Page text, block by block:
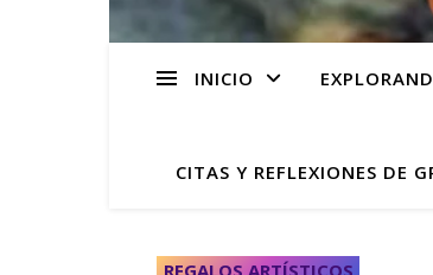
INICIO
CITAS Y REFLEXIONES DE
REGALOS ARTÍSTICOS